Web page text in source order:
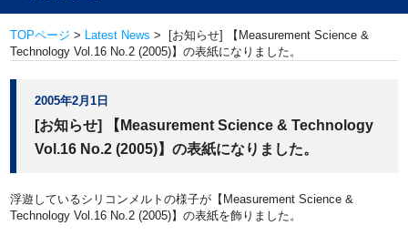
TOPページ > Latest News > [お知らせ] 【Measurement Science &
Technology Vol.16 No.2 (2005)】の表紙になりました。
2005年2月1日
[お知らせ] 【Measurement Science & Technology
Vol.16 No.2 (2005)】の表紙になりました。
浮遊しているシリコンメルトの様子が【Measurement Science &
Technology Vol.16 No.2 (2005)】の表紙を飾りました。